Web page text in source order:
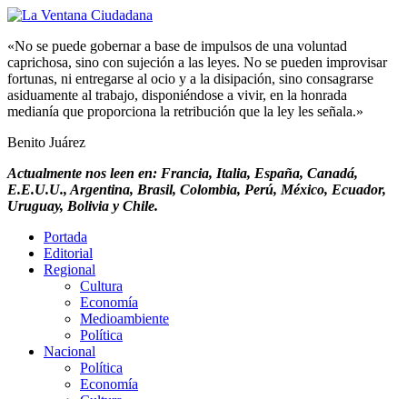
«No se puede gobernar a base de impulsos de una voluntad
caprichosa, sino con sujeción a las leyes. No se pueden improvisar
fortunas, ni entregarse al ocio y a la disipación, sino consagrarse
asiduamente al trabajo, disponiéndose a vivir, en la honrada
medianía que proporciona la retribución que la ley les señala.»
Benito Juárez
Actualmente nos leen en: Francia, Italia, España, Canadá,
E.E.U.U., Argentina, Brasil, Colombia, Perú, México, Ecuador,
Uruguay, Bolivia y Chile.
Portada
Editorial
Regional
Cultura
Economía
Medioambiente
Política
Nacional
Política
Economía